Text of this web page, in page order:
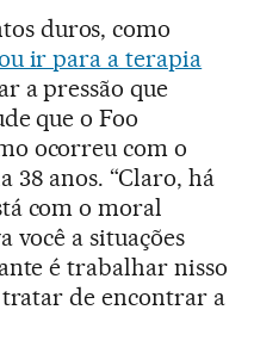
duros, como
ir para a terapia
a pressão que
que o Foo
ocorreu com o
38 anos. “Claro, há
com o moral
você a situações
é trabalhar nisso
de encontrar a